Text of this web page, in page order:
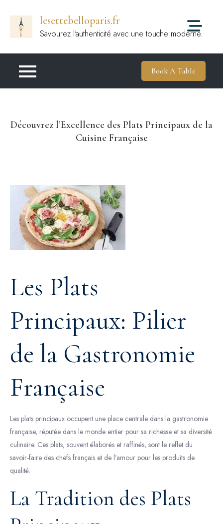
contenu
lesettebelloparis.fr
Savourez l'authenticité avec une touche moderne.
Book A Table
Découvrez l’Excellence des Plats Principaux de la
Cuisine Française
Les Plats
Principaux: Pilier
de la Gastronomie
Française
Les plats principaux occupent une place centrale dans la gastronomie
française, réputée dans le monde entier pour sa richesse et sa diversité
culinaire. Ces plats, souvent élaborés et raffinés, sont le reflet du
savoir-faire des chefs français et de l’amour pour les produits de
qualité.
La Tradition des Plats